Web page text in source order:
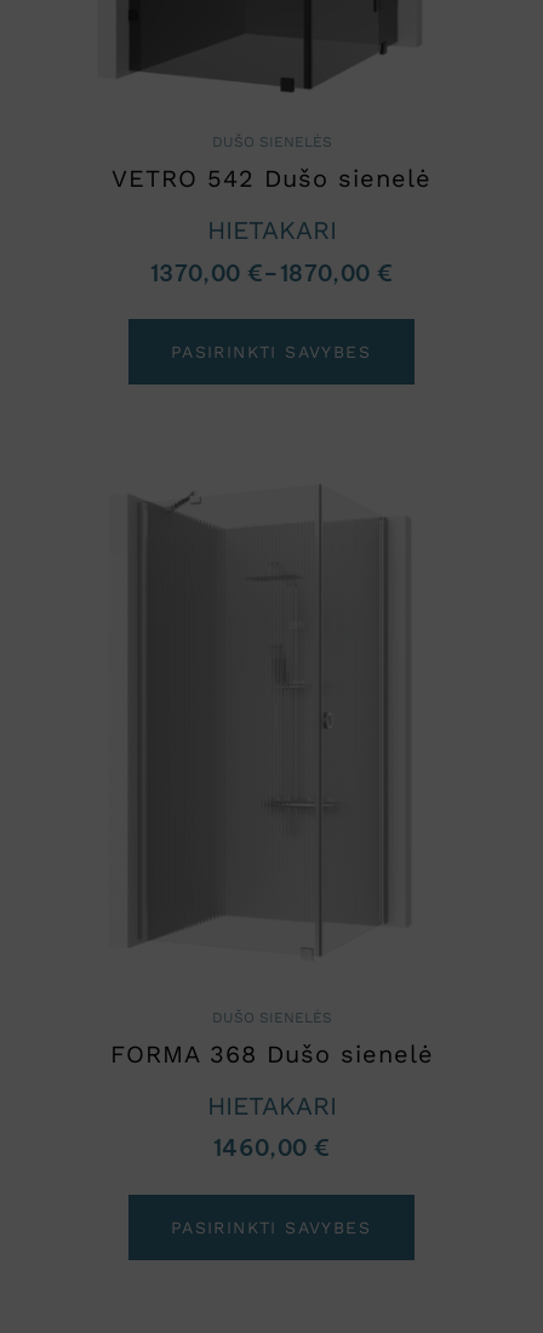
DUŠO SIENELĖS
VETRO 542 Dušo sienelė
HIETAKARI
1370,00 €–1870,00 €
PASIRINKTI SAVYBES
DUŠO SIENELĖS
FORMA 368 Dušo sienelė
HIETAKARI
1460,00 €
PASIRINKTI SAVYBES